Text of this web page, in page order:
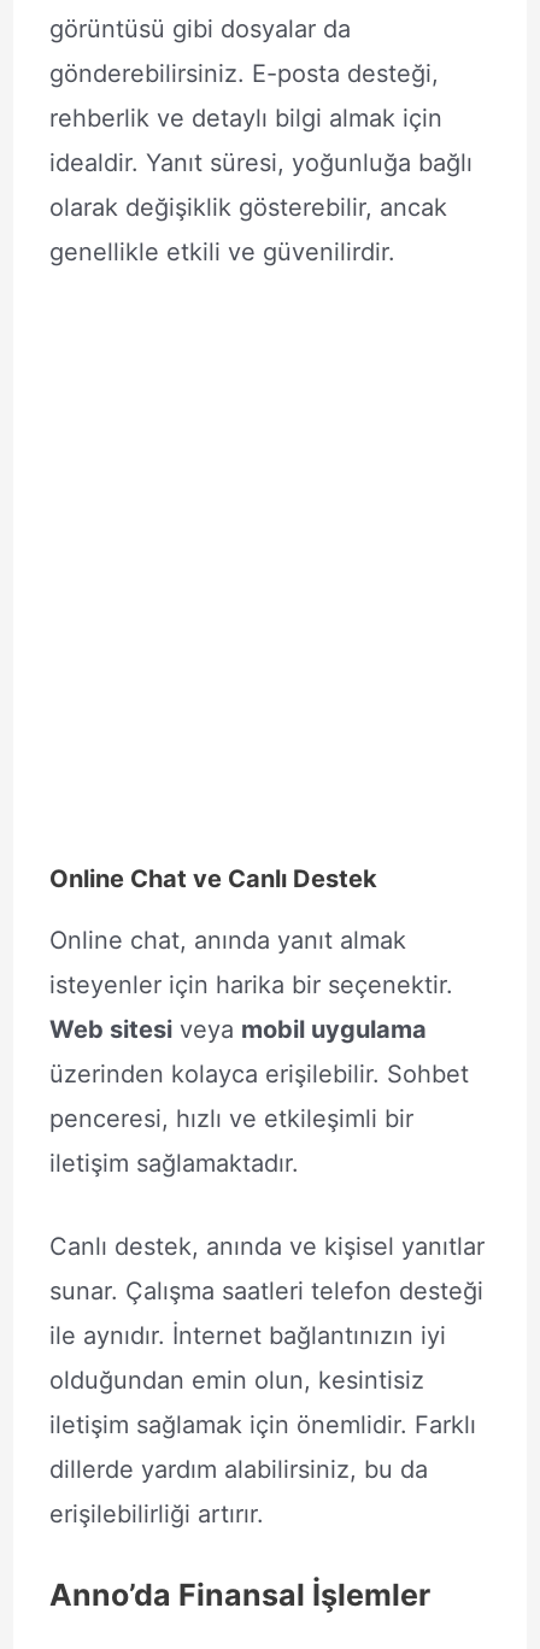
görüntüsü gibi dosyalar da
gönderebilirsiniz. E-posta desteği,
rehberlik ve detaylı bilgi almak için
idealdir. Yanıt süresi, yoğunluğa bağlı
olarak değişiklik gösterebilir, ancak
genellikle etkili ve güvenilirdir.
Online Chat ve Canlı Destek
Online chat, anında yanıt almak
isteyenler için harika bir seçenektir.
Web sitesiveya mobil uygulama
üzerinden kolayca erişilebilir. Sohbet
penceresi, hızlı ve etkileşimli bir
iletişim sağlamaktadır.
Canlı destek, anında ve kişisel yanıtlar
sunar. Çalışma saatleri telefon desteği
ile aynıdır. İnternet bağlantınızın iyi
olduğundan emin olun, kesintisiz
iletişim sağlamak için önemlidir. Farklı
dillerde yardım alabilirsiniz, bu da
erişilebilirliği artırır.
Anno’da Finansal İşlemler